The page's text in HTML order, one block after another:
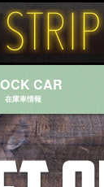
CAR
在庫車情報